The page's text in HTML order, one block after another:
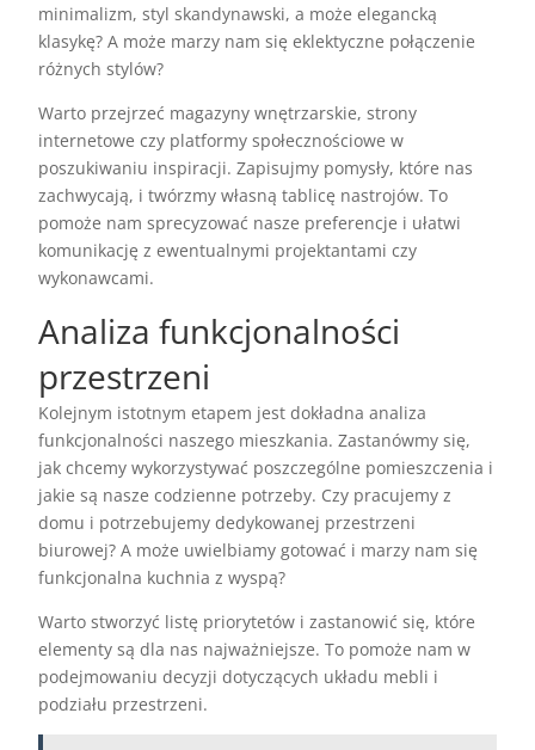
minimalizm, styl skandynawski, a może elegancką
klasykę? A może marzy nam się eklektyczne połączenie
różnych stylów?
Warto przejrzeć magazyny wnętrzarskie, strony
internetowe czy platformy społecznościowe w
poszukiwaniu inspiracji. Zapisujmy pomysły, które nas
zachwycają, i twórzmy własną tablicę nastrojów. To
pomoże nam sprecyzować nasze preferencje i ułatwi
komunikację z ewentualnymi projektantami czy
wykonawcami.
Analiza funkcjonalności
przestrzeni
Kolejnym istotnym etapem jest dokładna analiza
funkcjonalności naszego mieszkania. Zastanówmy się,
jak chcemy wykorzystywać poszczególne pomieszczenia i
jakie są nasze codzienne potrzeby. Czy pracujemy z
domu i potrzebujemy dedykowanej przestrzeni
biurowej? A może uwielbiamy gotować i marzy nam się
funkcjonalna kuchnia z wyspą?
Warto stworzyć listę priorytetów i zastanowić się, które
elementy są dla nas najważniejsze. To pomoże nam w
podejmowaniu decyzji dotyczących układu mebli i
podziału przestrzeni.